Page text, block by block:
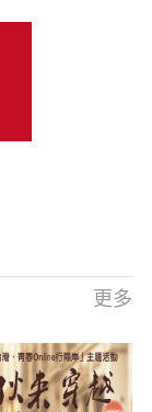
更多